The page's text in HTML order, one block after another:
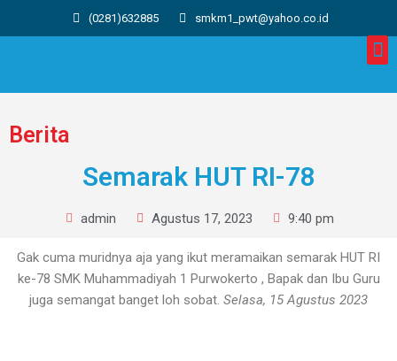
(0281)632885 smkm1_pwt@yahoo.co.id
Berita
Semarak HUT RI-78
admin Agustus 17, 2023 9:40 pm
Gak cuma muridnya aja yang ikut meramaikan semarak HUT RI
ke-78 SMK Muhammadiyah 1 Purwokerto , Bapak dan Ibu Guru
juga semangat banget loh sobat. Selasa, 15 Agustus 2023